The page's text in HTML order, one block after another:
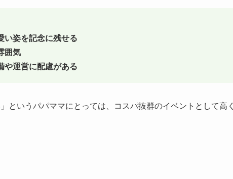
い姿を記念に残せる
囲気
や運営に配慮がある
というパパママにとっては、コスパ抜群のイベントとして高く